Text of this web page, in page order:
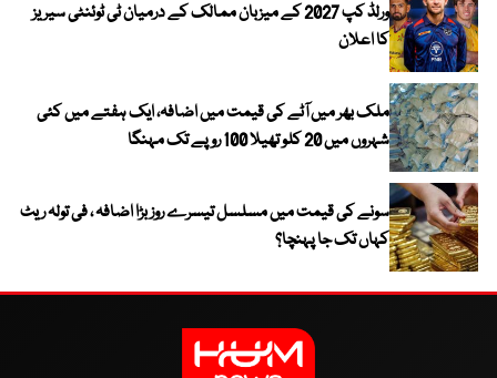
ورلڈ کپ 2027 کے میزبان ممالک کے درمیان ٹی ٹوئنٹی سیریز
کا اعلان
ملک بھر میں آٹے کی قیمت میں اضافہ، ایک ہفتے میں کئی
شہروں میں 20 کلو تھیلا 100 روپے تک مہنگا
سونے کی قیمت میں مسلسل تیسرے روز بڑا اضافہ ، فی تولہ ریٹ
کہاں تک جا پہنچا؟